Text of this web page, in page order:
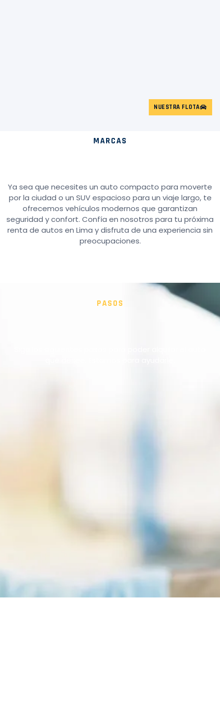
NUESTRA FLOTA
MARCAS
Ya sea que necesites un auto compacto para moverte
por la ciudad o un SUV espacioso para un viaje largo, te
ofrecemos vehículos modernos que garantizan
seguridad y confort. Confía en nosotros para tu próxima
renta de autos en Lima y disfruta de una experiencia sin
preocupaciones.
PASOS